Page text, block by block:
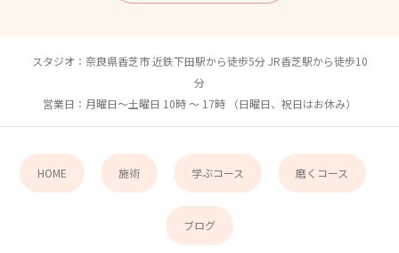
スタジオ：奈良県香芝市 近鉄下田駅から徒歩5分 JR香芝駅から徒歩10
分
営業日：月曜日〜土曜日 10時 〜 17時 （日曜日、祝日はお休み）
HOME 施術 学ぶコース 磨くコース
ブログ